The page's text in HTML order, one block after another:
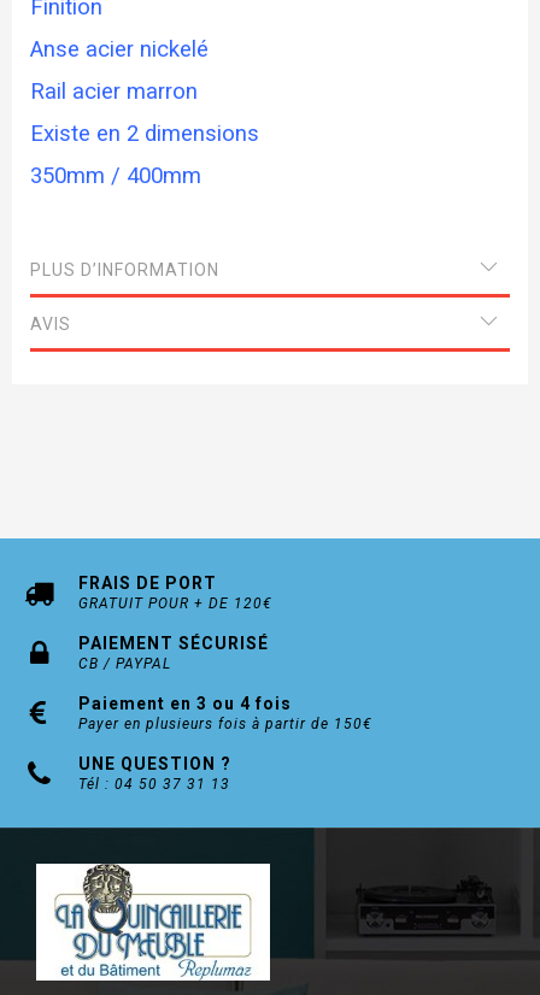
Finition
Anse acier nickelé
Rail acier marron
Existe en 2 dimensions
350mm / 400mm
PLUS D’INFORMATION
AVIS
FRAIS DE PORT
GRATUIT POUR + DE 120€
PAIEMENT SÉCURISÉ
CB / PAYPAL
Paiement en 3 ou 4 fois
Payer en plusieurs fois à partir de 150€
UNE QUESTION ?
Tél : 04 50 37 31 13